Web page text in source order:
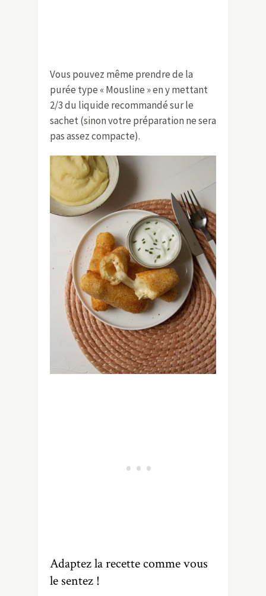
Vous pouvez même prendre de la
purée type « Mousline » en y mettant
2/3 du liquide recommandé sur le
sachet (sinon votre préparation ne sera
pas assez compacte).
Adaptez la recette comme vous
le sentez !